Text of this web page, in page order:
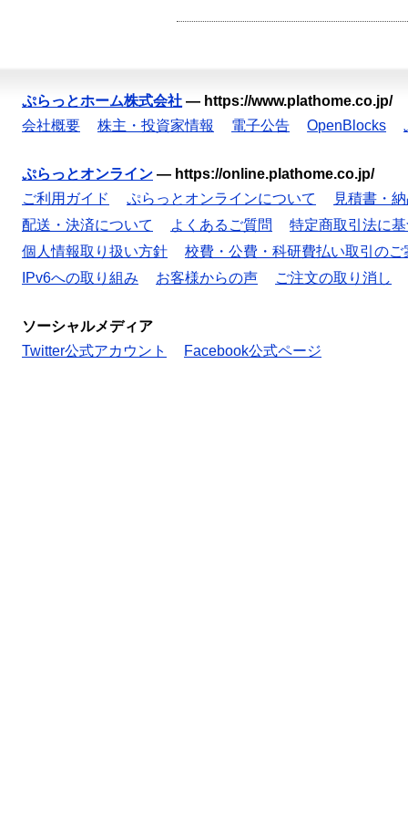
ぷらっとホーム株式会社 — https://www.plathome.co.jp/
会社概要
株主・投資家情報 電子公告 OpenBlocks
ぷらっとオンライン — https://online.plathome.co.jp/
ご利用ガイド
ぷらっとオンラインについて
見積書・
配送・決済について
よくあるご質問
特定商取引法に
個人情報取り扱い方針
校費・公費・科研費払い取引のご
IPv6への取り組み
お客様からの声 ご注文の取り消し
ソーシャルメディア
Twitter公式アカウント
Facebook公式ページ